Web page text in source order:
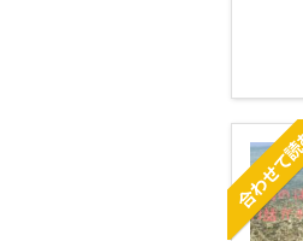
合わせ